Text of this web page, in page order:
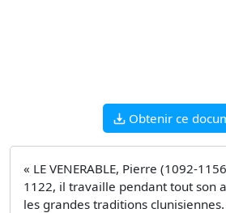
Obtenir ce
« LE VENERABLE, Pierre (1092-
1122, il travaille pendant tout son
les grandes traditions clunisiennes.